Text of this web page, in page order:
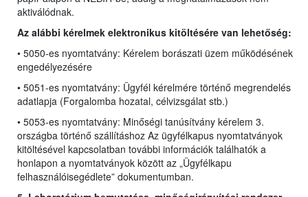
aktiválódnak.
Az alábbi kérelmek elektronikus kitöltésére van lehetőség:
• 5050-es nyomtatvány: Kérelem borászati üzem működésének
engedélyezésére
• 5051-es nyomtatvány: Ügyfél kérelmére történő megrendelés
adatlapja (Forgalomba hozatal, célvizsgálat stb.)
• 5053-es nyomtatvány: Minőségi tanúsítvány kérelem 3.
országba történő szállításhoz Az ügyfélkapus nyomtatványok
kitöltésével kapcsolatban további információk találhatók a
honlapon a nyomtatványok között az „Ügyfélkapu
felhasználóisegédlete” dokumentumban.